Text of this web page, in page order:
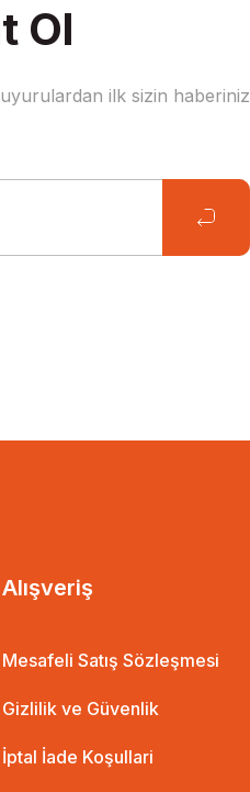
Ol
ilk sizin haberiniz
Alışveriş
Mesafeli Satış Sözleşmesi
Gizlilik ve Güvenlik
İptal İade Koşullari